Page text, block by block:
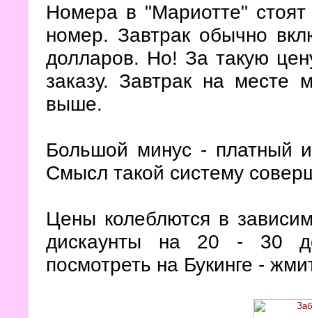
Номера в "Мариотте"
номер. Завтрак обычно
долларов. Но! За такую
заказу. Завтрак на месте
выше.
Большой минус - платный
Смысл такой систему
Цены колеблются в
дискаунты на 20 - 30
посмотреть на Букинге -